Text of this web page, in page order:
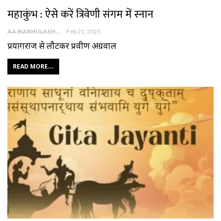
महाकुंभ : ऐसे करें त्रिवेणी संगम में स्नान
AAJKAKHULASHA Feb 21, 2025
प्रयागराज से लौटकर प्रवीण अग्रवाल
READ MORE...